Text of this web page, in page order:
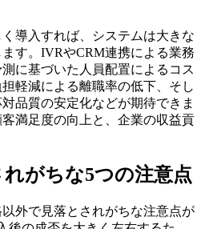
導入すれば、システムは大きな
す。IVRやCRM連携による業務
に基づいた人員配置による コス
担軽減による離職率の低下 、そし
対品質の安定化などが期待できま
満足度の向上と、企業の収益貢
がちな5つの注意点
外で見落とされがちな注意点が